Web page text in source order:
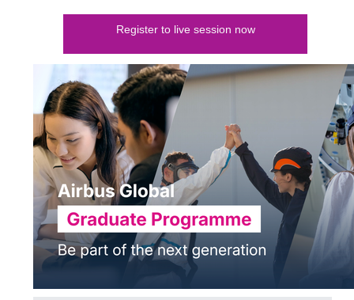
Register to live session now